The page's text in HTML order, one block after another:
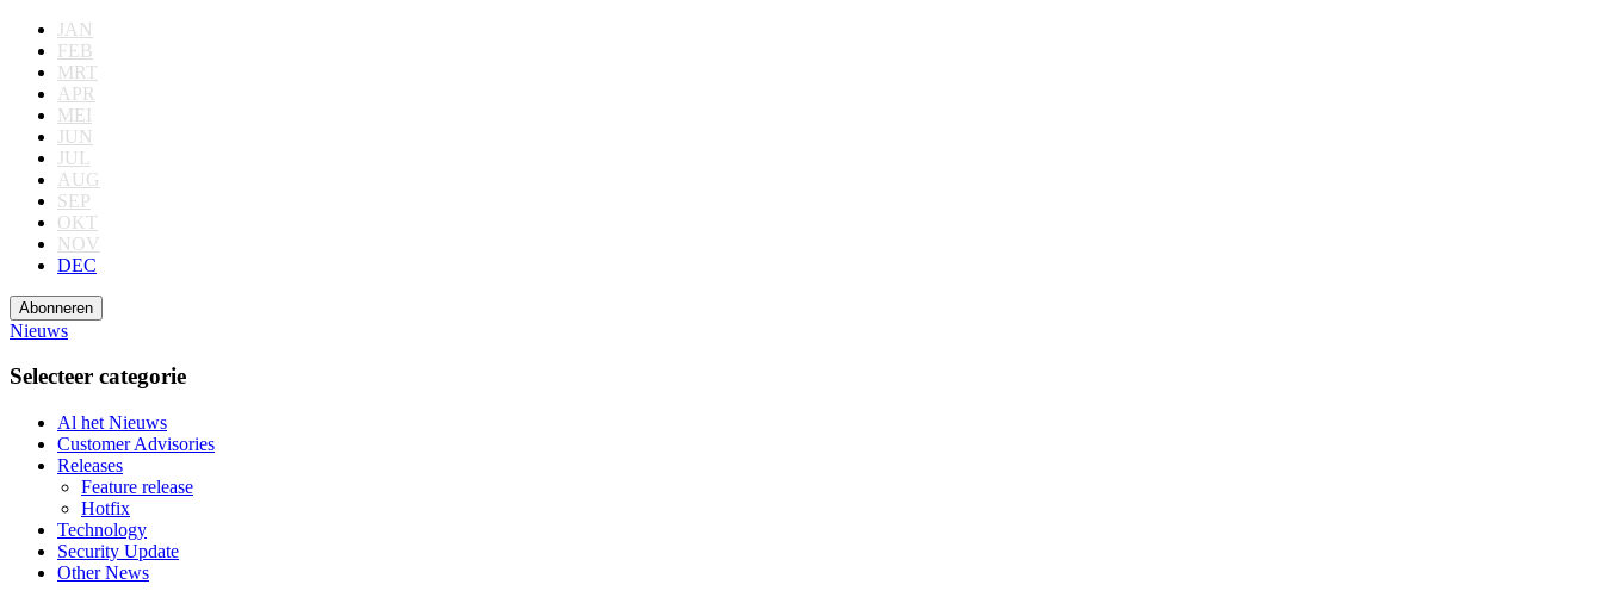
JAN
FEB
MRT
APR
MEI
JUN
JUL
AUG
SEP
OKT
NOV
DEC
Abonneren
Nieuws
Selecteer categorie
Al het Nieuws
Customer Advisories
Releases
Feature release
Hotfix
Technology
Security Update
Other News